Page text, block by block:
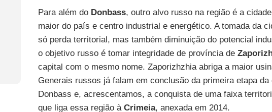
Para além do Donbass, outro alvo russo na região é a
maior do país e centro industrial e energético. A tomada da
só perda territorial, mas também diminuição do potencial
o objetivo russo é tomar integridade de província de
capital com o mesmo nome. Zaporizhzhia abriga a maior
Generais russos já falam em conclusão da primeira etapa
Donbass e, acrescentamos, a conquista de uma faixa
que liga essa região à Crimeia, anexada em 2014.